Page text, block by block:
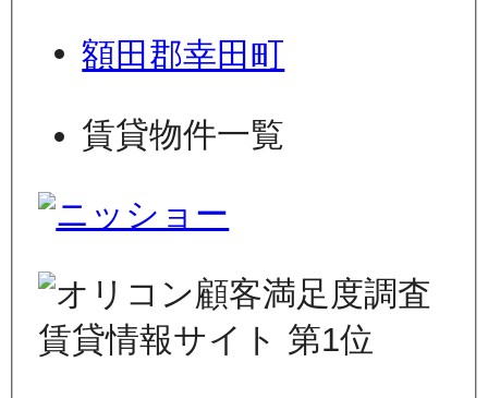
額田郡幸田町
賃貸物件一覧